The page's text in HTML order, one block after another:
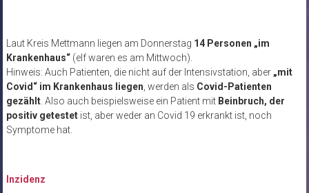
Laut Kreis Mettmann liegen am Donnerstag 14 Personen „im
Krankenhaus“ (elf waren es am Mittwoch).
Hinweis: Auch Patienten, die nicht auf der Intensivstation, aber „mit
Covid“ im Krankenhaus liegen , werden als Covid-Patienten
gezählt. Also auch beispielsweise ein Patient mit Beinbruch, der
positiv getestetist, aber weder an Covid 19 erkrankt ist, noch
Symptome hat.
Inzidenz